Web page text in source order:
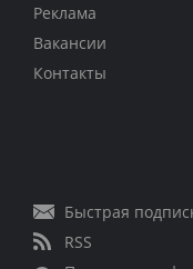
Реклама
Вакансии
Контакты
Быстрая
RSS